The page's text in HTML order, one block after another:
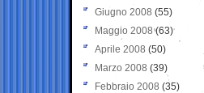
Giugno 2008 (55)
Maggio 2008(63)
Aprile 2008 (50)
Marzo 2008 (39)
Febbraio 2008 (35)